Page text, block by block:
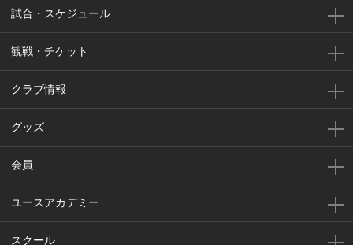
試合・スケジュール
観戦・チケット
クラブ情報
グッズ
会員
ユースアカデミー
スクール